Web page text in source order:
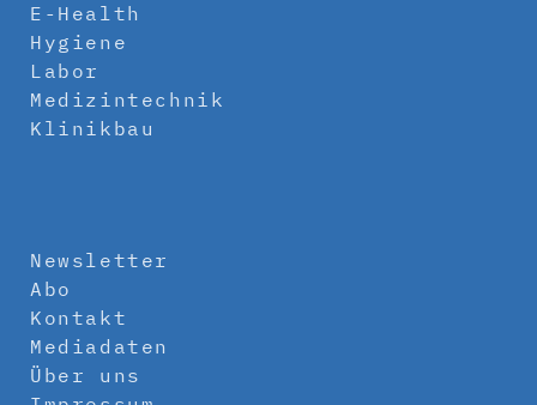
E-Health
Hygiene
Labor
Medizintechnik
Klinikbau
Newsletter
Abo
Kontakt
Mediadaten
Über uns